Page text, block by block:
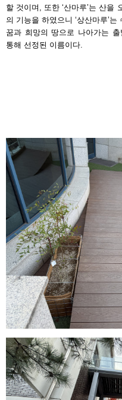
할 것이며, 또한 ‘산마루’는 산을
의 기능을 하였으니 ‘상산마루’
꿈과 희망의 땅으로 나아가는
통해 선정된 이름이다.